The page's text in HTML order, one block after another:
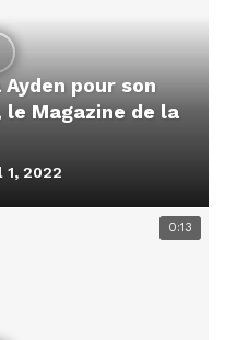
pour son
le Magazine de la
1, 2022
0:13